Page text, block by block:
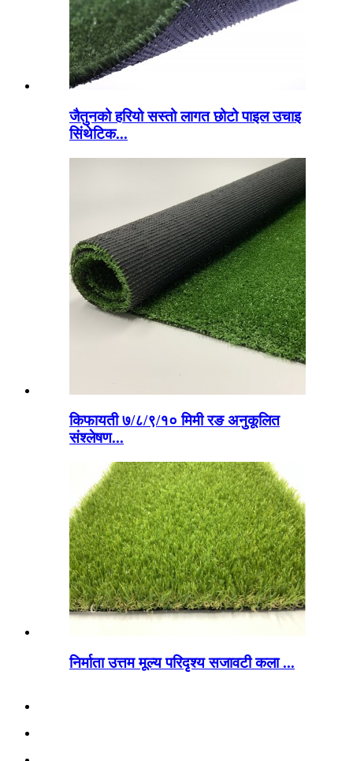
जैतुनको हरियो सस्तो लागत छोटो पाइल उचाइ
सिंथेटिक...
किफायती ७/८/९/१० मिमी रङ अनुकूलित
संश्लेषण...
निर्माता उत्तम मूल्य परिदृश्य सजावटी कला ...